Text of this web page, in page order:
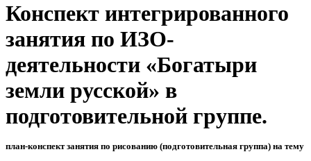
Конспект интегрированного
занятия по ИЗО-
деятельности «Богатыри
земли русской» в
подготовительной группе.
план-конспект занятия по рисованию (подготовительная группа) на тему